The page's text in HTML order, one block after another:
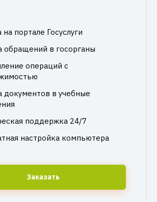
на портале Госуслуги
обращений в госорганы
операций с
документов в учебные
поддержка 24/7
настройка компьютера
Заказать